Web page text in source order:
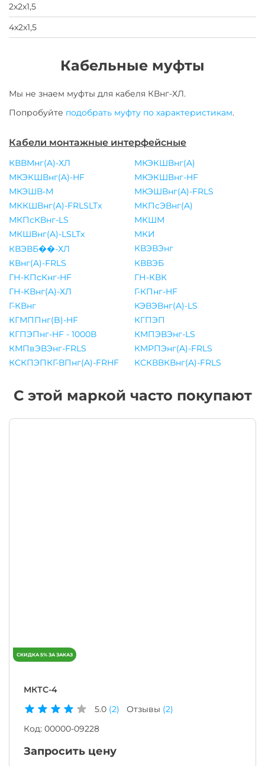
2х2х1,5
4х2х1,5
Кабельные муфты
Мы не знаем муфты для кабеля КВнг-ХЛ.
Попробуйте подобрать муфту по характеристикам.
Кабели монтажные интерфейсные
КВВМнг(A)-ХЛ
МКЭКШВнг(A)
МКЭКШВнг(A)-HF
МКЭКШВнг-HF
МКЭШВ-М
МКЭШВнг(A)-FRLS
МККШВнг(A)-FRLSLTx
МКПсЭВнг(A)
МКПсКВнг-LS
МКШМ
МКШВнг(A)-LSLTx
МКИ
КВЭВБ��-ХЛ
КВЭВЭнг
КВнг(A)-FRLS
КВВЭБ
ГН-КПсКнг-HF
ГН-КВК
ГН-КВнг(A)-ХЛ
Г-КПнг-HF
Г-КВнг
КЭВЭВнг(A)-LS
КГМППнг(B)-HF
КГПЭП
КГПЭПнг-HF - 1000В
КМПЭВЭнг-LS
КМПвЭВЭнг-FRLS
КМРПЭнг(A)-FRLS
КСКПЭПКГ-ВПнг(A)-FRHF
КСКВВКВнг(A)-FRLS
С этой маркой часто покупают
МКТС-4
5.0 (2) Отзывы (2)
Код: 00000-09228
Запросить цену